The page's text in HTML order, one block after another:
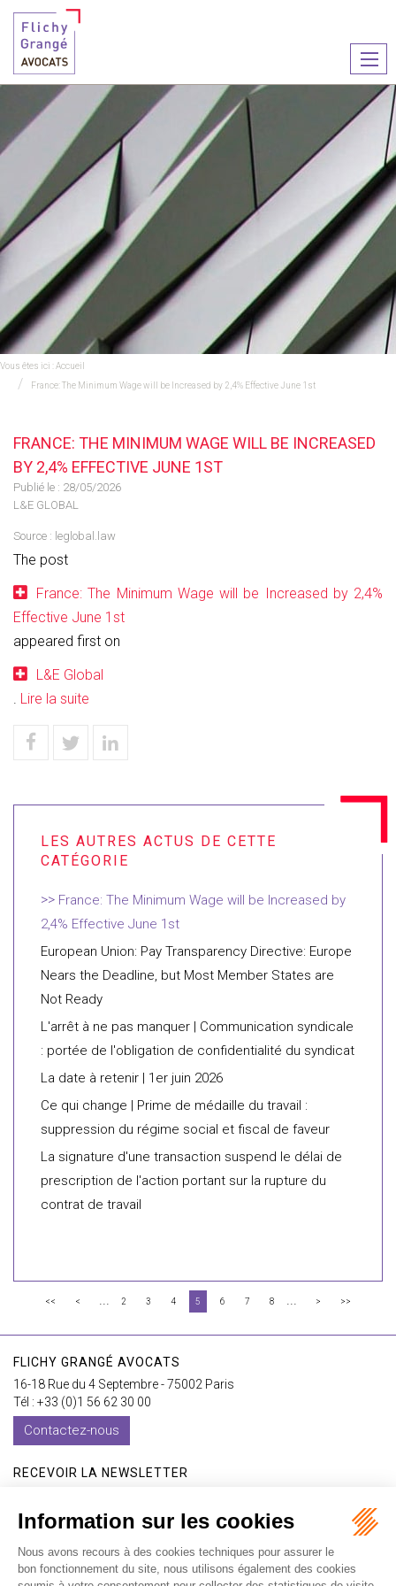
le
Vous êtes ici :Accueil
France: The Minimum Wage will be Increased by 2,4% Effective June 1st
FRANCE: THE MINIMUM WAGE WILL BE INCREASED
BY 2,4% EFFECTIVE JUNE 1ST
Publié le : 28/05/2026
L&E GLOBAL
Source : leglobal.law
The post
France: The Minimum Wage will be Increased by 2,4%
Effective June 1st
appeared first on
L&E Global
. Lire la suite
France: The Minimum Wage will be Increased by
2,4% Effective June 1st
European Union: Pay Transparency Directive: Europe
Nears the Deadline, but Most Member States are
Not Ready
L'arrêt à ne pas manquer | Communication syndicale
: portée de l'obligation de confidentialité du syndicat
La date à retenir | 1er juin 2026
Ce qui change | Prime de médaille du travail :
suppression du régime social et fiscal de faveur
La signature d'une transaction suspend le délai de
prescription de l'action portant sur la rupture du
contrat de travail
<< < ... 2 3 4 5 6 7 8 ... > >>
FLICHY GRANGÉ AVOCATS
16-18 Rue du 4 Septembre - 75002 Paris
Tél : +33 (0)1 56 62 30 00
Contactez-nous
RECEVOIR LA NEWSLETTER
Je m'inscris